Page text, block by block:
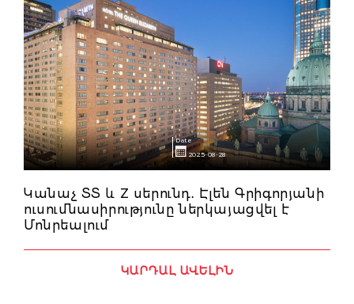
Date
2025-08-28
Կանաչ ՏՏ և Z սերունդ․ Էլեն Գրիգորյանի
ուսումնասիրությունը ներկայացվել է
Մոնրեալում
ԿԱՐԴԱԼ ԱՎԵԼԻՆ